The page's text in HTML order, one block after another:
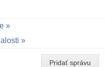
Pridať správu